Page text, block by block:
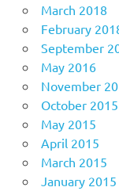
March 2018
February
September
May 2016
November
October 2015
May 2015
April 2015
March 2015
January 2015